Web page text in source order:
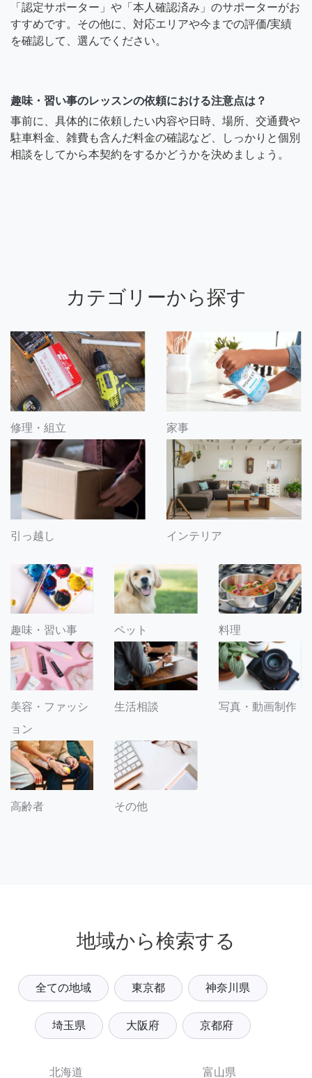
「認定サポーター」や「本人確認済み」のサポーターがお
すすめです。その他に、対応エリアや今までの評価/実績
を確認して、選んでください。
趣味・習い事のレッスンの依頼における注意点は？
事前に、具体的に依頼したい内容や日時、場所、交通費や
駐車料金、雑費も含んだ料金の確認など、しっかりと個別
相談をしてから本契約をするかどうかを決めましょう。
カテゴリーから探す
修理・組立 家事
引っ越し インテリア
趣味・習い事 ペット 料理
美容・ファッシ
ョン
生活相談 写真・動画制作
高齢者 その他
地域から検索する
全ての地域 東京都 神奈川県
埼玉県 大阪府 京都府
北海道
富山県